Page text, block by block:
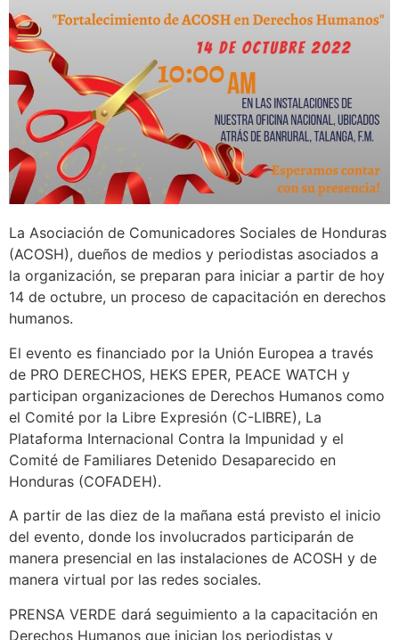
La Asociación de Comunicadores Sociales de Honduras
(ACOSH), dueños de medios y periodistas asociados a
la organización, se preparan para iniciar a partir de hoy
14 de octubre, un proceso de capacitación en derechos
humanos.
El evento es financiado por la Unión Europea a través
de PRO DERECHOS, HEKS EPER, PEACE WATCH y
participan organizaciones de Derechos Humanos como
el Comité por la Libre Expresión (C-LIBRE), La
Plataforma Internacional Contra la Impunidad y el
Comité de Familiares Detenido Desaparecido en
Honduras (COFADEH).
A partir de las diez de la mañana está previsto el inicio
del evento, donde los involucrados participarán de
manera presencial en las instalaciones de ACOSH y de
manera virtual por las redes sociales.
PRENSA VERDE dará seguimiento a la capacitación en
Derechos Humanos que inician los periodistas y